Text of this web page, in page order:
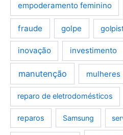
empoderamento feminino
fraude golpe
inovação investimento
manutenção mulheres
reparo de eletrodomésticos
reparos Samsung